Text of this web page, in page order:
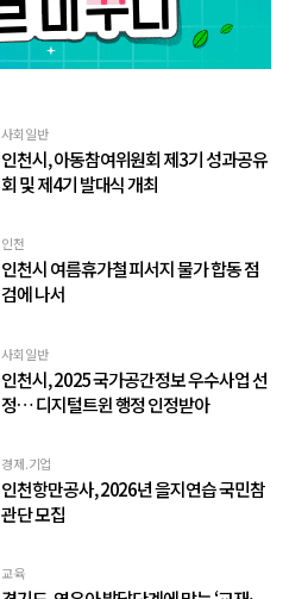
사회일반
인천시, 아동참여위원회 제3기 성과공유
회 및 제4기 발대식 개최
인천
인천시 여름휴가철 피서지 물가 합동 점
검에 나서
사회일반
인천시, 2025 국가공간정보 우수사업 선
정… 디지털트윈 행정 인정받아
경제.기업
인천항만공사, 2026년 을지연습 국민참
관단 모집
교육